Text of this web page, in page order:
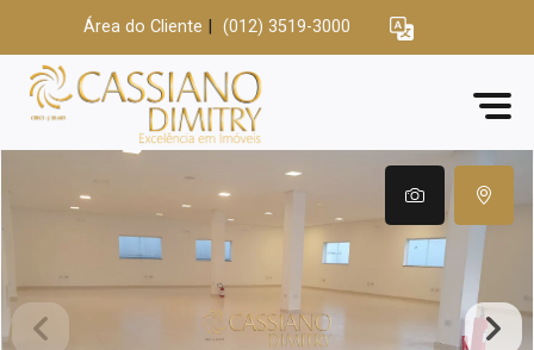
Área do Cliente (012) 3519-3000